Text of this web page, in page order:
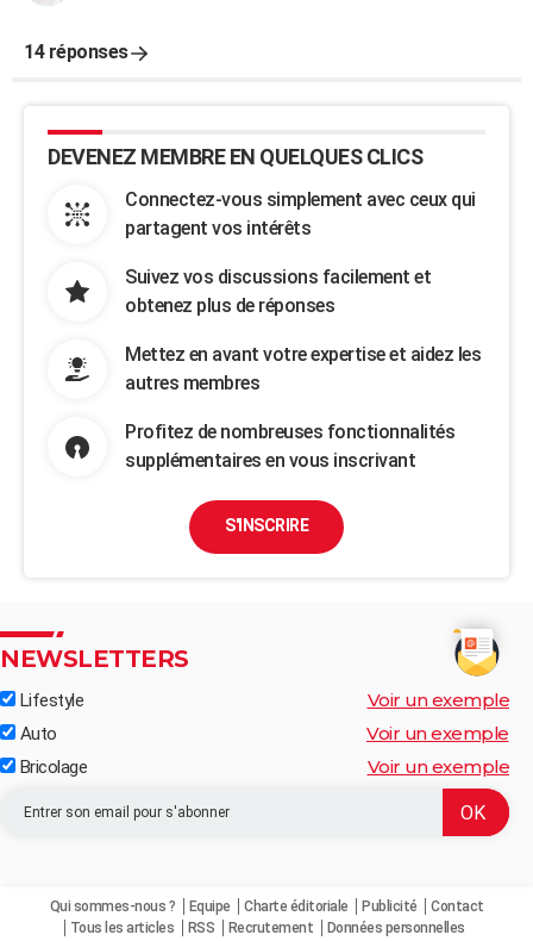
14 réponses
DEVENEZ MEMBRE EN QUELQUES CLICS
Connectez-vous simplement avec ceux qui
partagent vos intérêts
Suivez vos discussions facilement et
obtenez plus de réponses
Mettez en avant votre expertise et aidez les
autres membres
Profitez de nombreuses fonctionnalités
supplémentaires en vous inscrivant
S'INSCRIRE
NEWSLETTERS
Lifestyle Voir un exemple
Auto Voir un exemple
Bricolage Voir un exemple
Qui sommes-nous ? Equipe Charte éditoriale Publicité
Contact
Tous les articles
RSS Recrutement Données personnelles